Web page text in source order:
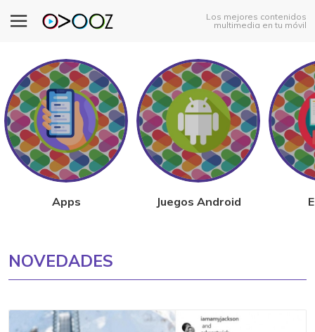
Los mejores contenidos
multimedia en tu móvil
Apps Juegos Android
NOVEDADES